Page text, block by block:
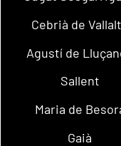
Cebrià de
Agustí de
Sallent
Maria de
Gaià